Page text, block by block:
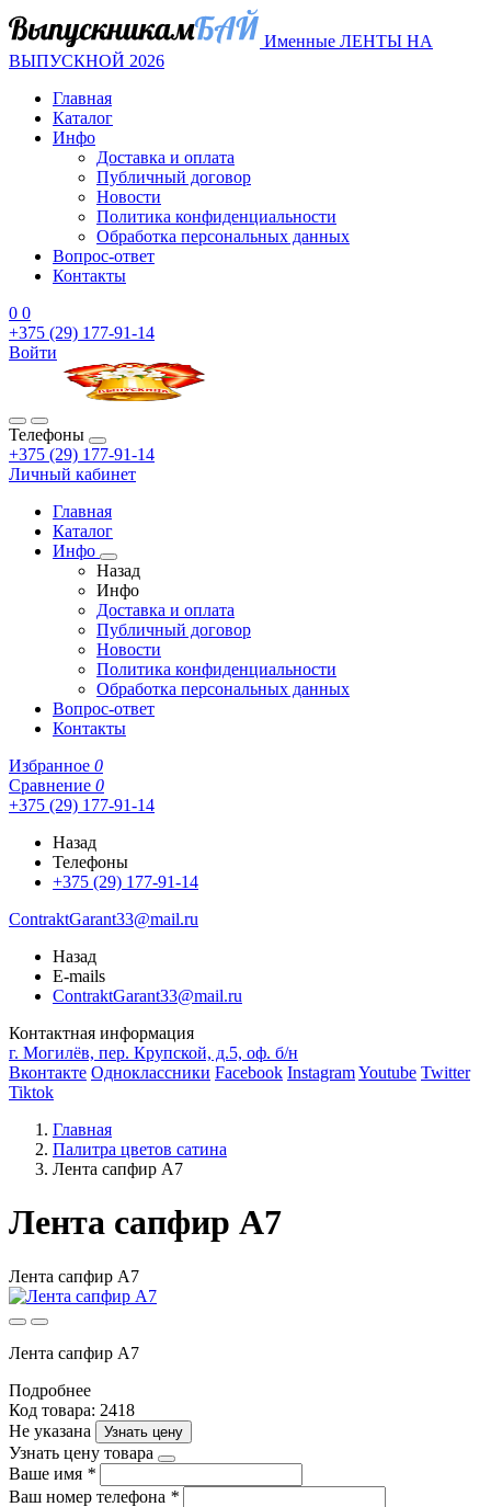
Именные ЛЕНТЫ НА
ВЫПУСКНОЙ 2026
Главная
Каталог
Инфо
Доставка и оплата
Публичный договор
Новости
Политика конфиденциальности
Обработка персональных данных
Вопрос-ответ
Контакты
0 0
+375 (29) 177-91-14
Войти
Телефоны
+375 (29) 177-91-14
Личный кабинет
Главная
Каталог
Инфо
Назад
Инфо
Доставка и оплата
Публичный договор
Новости
Политика конфиденциальности
Обработка персональных данных
Вопрос-ответ
Контакты
Избранное 0
Сравнение 0
+375 (29) 177-91-14
Назад
Телефоны
+375 (29) 177-91-14
ContraktGarant33@mail.ru
Назад
E-mails
ContraktGarant33@mail.ru
Контактная информация
г. Могилёв, пер. Крупской, д.5, оф. б/н
Вконтакте Одноклассники Facebook InstagramYoutube Twitter
Tiktok
Главная
Палитра цветов сатина
Лента сапфир A7
Лента сапфир A7
Лента сапфир A7
Лента сапфир A7
Подробнее
Код товара: 2418
Не указана
Узнать цену
Узнать цену товара
Ваше имя *
Ваш номер телефона *